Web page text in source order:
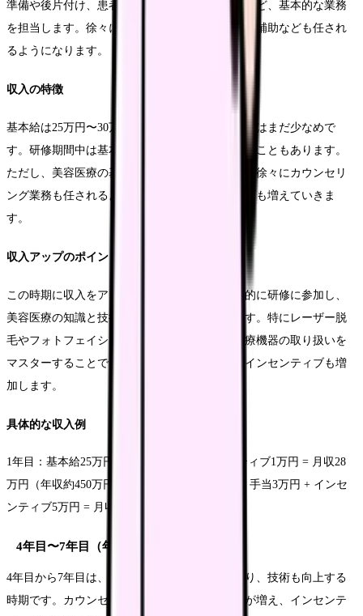
準備や後片付け、患者さんのバイタルチェックなど、基本的な業務
を担当します。徐々にレーザー治療の操作や注射補助なども任され
るようになります。
収入の特徴
基本給は25万円〜30万円程度で、インセンティブはまだ少なめで
す。研修期間中は基本給が低めに設定されていることもあります。
ただし、美容医療の基礎知識が身につくにつれ、徐々にカウンセリ
ング業務も任されるようになり、インセンティブも増えていきま
す。
収入アップのポイント
この時期に収入をアップさせるためには、積極的に研修に参加し、
美容医療の知識と技術を習得することが重要です。特にレーザー脱
毛やフォトフェイシャルなどの基本的な美容医療機器の取り扱いを
マスターすることで、施術補助の機会が増え、インセンティブも増
加します。
具体的な収入例
1年目：基本給25万円 + 手当2万円 + インセンティブ1万円 = 月収28
万円（年収約450万円） 3年目：基本給27万円 + 手当3万円 + インセ
ンティブ5万円 = 月収35万円（年収約550万円）
4年目〜7年目（年収550万円〜650万円）
4年目から7年目は、美容医療の専門知識が深まり、技術も向上する
時期です。カウンセリング業務を任されることが増え、インセンテ